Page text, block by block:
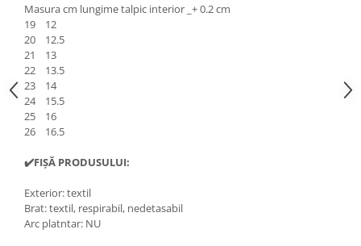
Masura cm lungime talpic interior _+ 0.2 cm
19 12
20 12.5
21 13
22 13.5
23 14
24 15.5
25 16
26 16.5
✔️FIȘĂ PRODUSULUI:
Exterior: textil
Brat: textil, respirabil, nedetasabil
Arc platntar: NU